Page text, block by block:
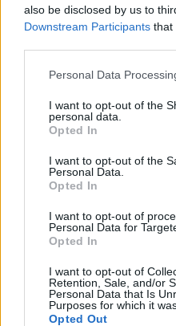
also be disclosed by us to
Downstream Participants that
Personal Data
I want to opt-out of the
personal data.
Opted In
I want to opt-out of the
Personal Data.
Opted In
I want to opt-out of
Personal Data for
Opted In
I want to opt-out of
Retention, Sale, and/or
Personal Data that Is
Purposes for which it
Opted Out
Il Monastir
L'Ossese si
Cabrera,